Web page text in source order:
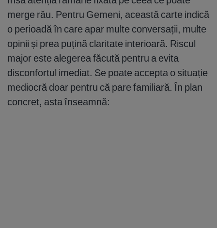
merge rău. Pentru Gemeni, această carte indică
o perioadă în care apar multe conversații, multe
opinii și prea puțină claritate interioară. Riscul
major este alegerea făcută pentru a evita
disconfortul imediat. Se poate accepta o situație
mediocră doar pentru că pare familiară. În plan
concret, asta înseamnă: